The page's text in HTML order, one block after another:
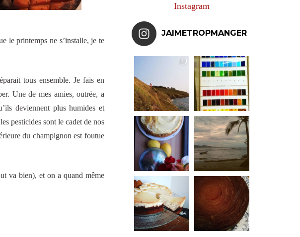
le printemps ne s’installe, je te
tous ensemble. Je fais en
Une de mes amies, outrée, a
deviennent plus humides et
pesticides sont le cadet de nos
du champignon est foutue
va bien), et on a quand même
Instagram
JAIMETROPMANGER